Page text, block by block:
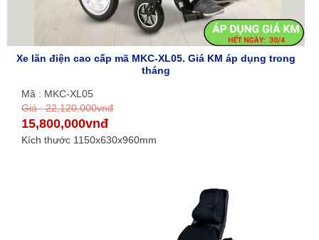
Xe lăn điện cao cấp mã MKC-XL05. Giá KM áp dụng trong
tháng
Mã : MKC-XL05
Giá : 22,120,000vnđ
15,800,000vnđ
Kích thước 1150x630x960mm